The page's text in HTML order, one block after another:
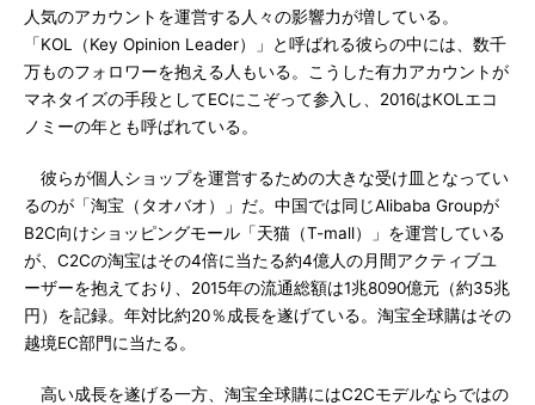
人気のアカウントを運営する人々の影響力が増している。
「KOL（Key Opinion Leader）」と呼ばれる彼らの中には、数千
万ものフォロワーを抱える人もいる。こうした有力アカウントが
マネタイズの手段としてECにこぞって参入し、2016はKOLエコ
ノミーの年とも呼ばれている。
彼らが個人ショップを運営するための大きな受け皿となってい
るのが「淘宝（タオバオ）」だ。中国では同じAlibaba Groupが
B2C向けショッピングモール「天猫（T-mall）」を運営している
が、C2Cの淘宝はその4倍に当たる約4億人の月間アクティブユ
ーザーを抱えており、2015年の流通総額は1兆8090億元（約35兆
円）を記録。年対比約20％成長を遂げている。淘宝全球購はその
越境EC部門に当たる。
高い成長を遂げる一方、淘宝全球購にはC2Cモデルならではの